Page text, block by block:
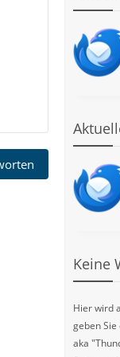
Keine
Hier wird
geben
aka